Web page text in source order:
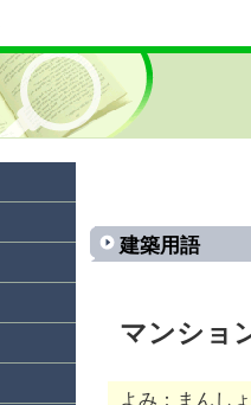
建築用語
マンショ
よみ：まんし